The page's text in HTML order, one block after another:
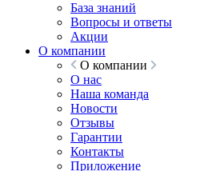
База знаний
Вопросы и ответы
Акции
О компании
О компании
О нас
Наша команда
Новости
Отзывы
Гарантии
Контакты
Приложение